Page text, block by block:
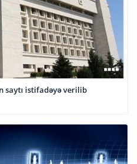
saytı istifadəyə verilib